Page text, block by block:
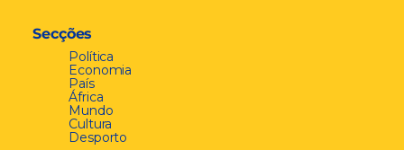
Secções
Política
Economia
País
África
Mundo
Cultura
Desporto